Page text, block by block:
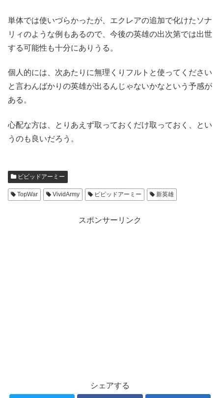
単体では使いづらかったが、エクレアの追加で化けたソナ
リィのような例もあるので、今後の英雄の出次第では出世
する可能性も十分にありうる。
個人的には、次あたりに無理くりフルトと使ってください
と言わんばかりの英雄が出るんじゃないかなという予感が
ある。
心配な方は、とりあえず取っておくだけ取っておく、とい
うのも良いだろう。
ビビッドアーミー
TopWar VividArmy ビビッドアーミー 新英雄
スポンサーリンク
シェアする